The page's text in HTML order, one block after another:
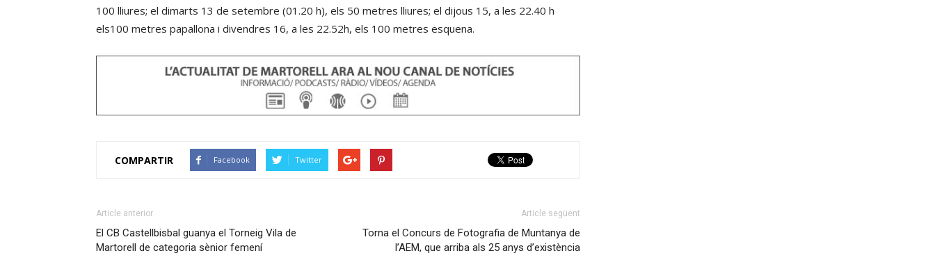
100 lliures; el dimarts 13 de setembre (01.20 h), els 50 metres lliures; el dijous 15, a les 22.40 h
els100 metres papallona i divendres 16, a les 22.52h, els 100 metres esquena.
COMPARTIR Facebook Twitter
Article anterior
El CB Castellbisbal guanya el Torneig Vila de
Martorell de categoria sènior femení
Article següent
Torna el Concurs de Fotografia de Muntanya de
l’AEM, que arriba als 25 anys d’existència